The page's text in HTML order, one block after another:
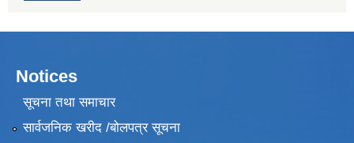
Notices
सूचना तथा समाचार
सार्वजनिक खरीद /बोलपत्र सूचना